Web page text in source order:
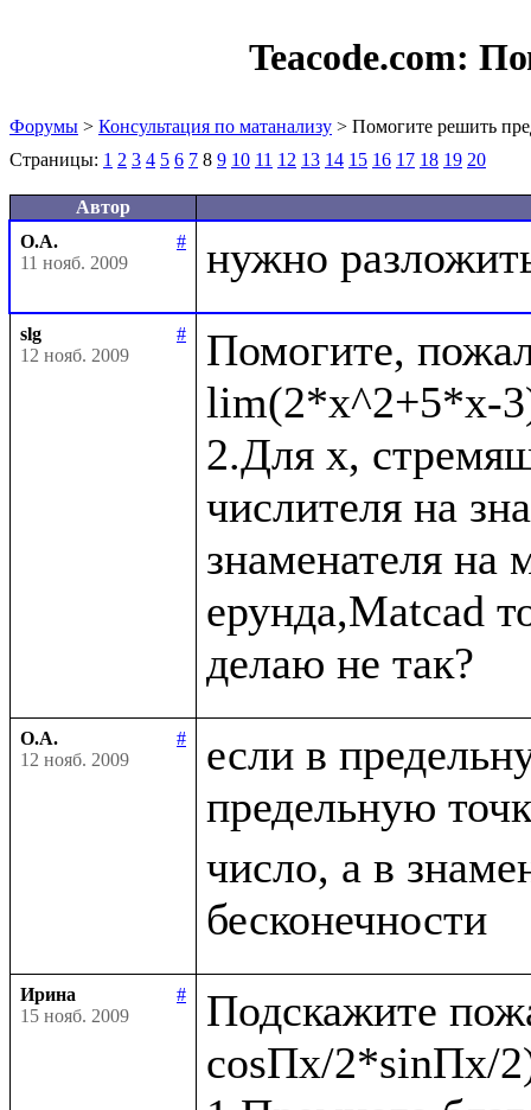
Teacode.com:
Форумы > Консультация по матанализу > Помогите решить
Страницы: 1 2 3 4 5 6 7 8 9 10 11 12 13 14 15 16 17 18 19 20
Автор
О.А.
#
11 нояб. 2009
slg
#
12 нояб. 2009
Помогите,
lim(2*x^2+5*x-
2.Для x,
числителя на
знаменателя на
ерунда,Matcad
О.А.
#
12 нояб. 2009
если в
предельную
число, а в
Ирина
#
15 нояб. 2009
Подскажите
cosПx/2*sinПx/